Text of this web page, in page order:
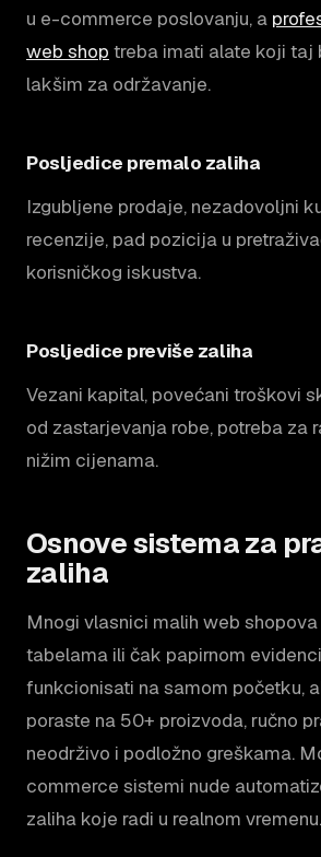
u e-commerce poslovanju, a
web shop treba imati alate koji taj
lakšim za održavanje.
Posljedice premalo zaliha
Izgubljene prodaje, nezadovoljni
recenzije, pad pozicija u
korisničkog iskustva.
Posljedice previše zaliha
Vezani kapital, povećani troškovi
od zastarjevanja robe, potreba za
nižim cijenama.
Osnove sistema za
zaliha
Mnogi vlasnici malih web
tabelama ili čak papirnom
funkcionisati na samom početku,
poraste na 50+ proizvoda, ručno
neodrživo i podložno greškama.
commerce sistemi nude
zaliha koje radi u realnom vremenu.